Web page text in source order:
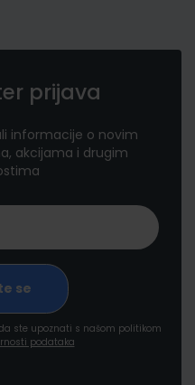
prijava
informacije o novim
akcijama i drugim
ste upoznati s našom politikom
podataka